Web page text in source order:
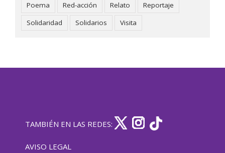
Poema
Red-acción Relato
Reportaje
Solidaridad
Solidarios Visita
TAMBIÉN EN LAS REDES:
AVISO LEGAL